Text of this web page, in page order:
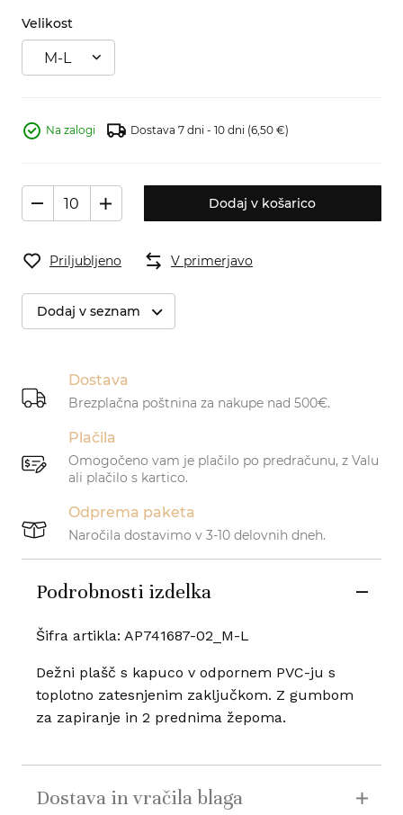
Velikost
M-L
Na zalogi Dostava 7 dni - 10 dni (6,50 €)
Dodaj v košarico
Priljubljeno V primerjavo
Dodaj v seznam
Dostava
Brezplačna poštnina za nakupe nad 500€.
Plačila
Omogočeno vam je plačilo po predračunu, z Valu
ali plačilo s kartico.
Odprema paketa
Naročila dostavimo v 3-10 delovnih dneh.
Podrobnosti izdelka
Šifra artikla: AP741687-02_M-L
Dežni plašč s kapuco v odpornem PVC-ju s
toplotno zatesnjenim zaključkom. Z gumbom
za zapiranje in 2 prednima žepoma.
Dostava in vračila blaga